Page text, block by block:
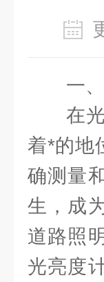
一
在
着*的地
确测量
生，成
道路照
光亮度